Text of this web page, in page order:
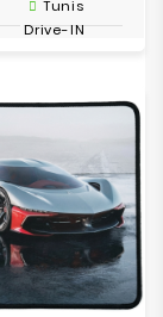
Tunis
Drive-IN